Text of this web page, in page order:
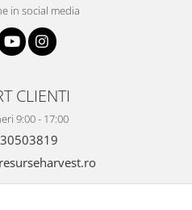
in social media
CLIENTI
9:00 - 17:00